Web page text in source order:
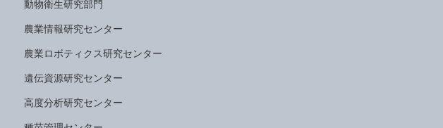
動物衛生研究部門
農業情報研究センター
農業ロボティクス研究センター
遺伝資源研究センター
高度分析研究センター